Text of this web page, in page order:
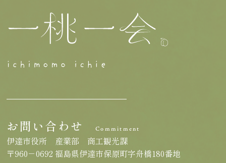
お問い合わせ Commitment
伊達市役所 産業部 商工観光課
〒960－0692 福島県伊達市保原町字舟橋180番地